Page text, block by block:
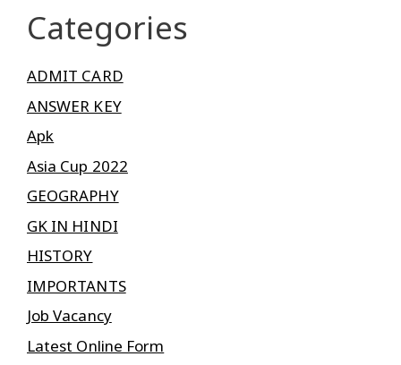
Categories
ADMIT CARD
ANSWER KEY
Apk
Asia Cup 2022
GEOGRAPHY
GK IN HINDI
HISTORY
IMPORTANTS
Job Vacancy
Latest Online Form